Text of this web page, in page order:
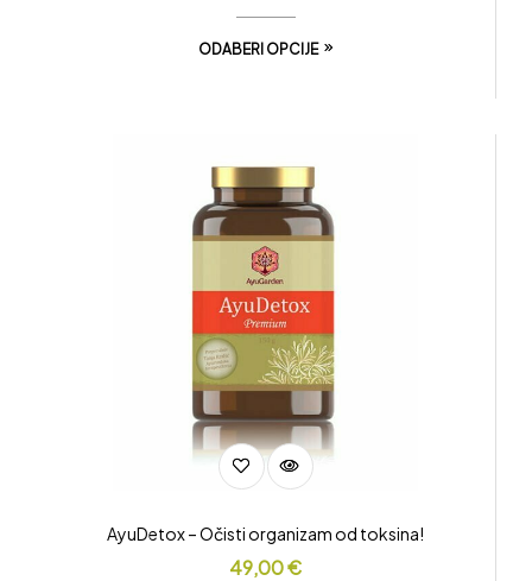
ODABERI OPCIJE
AyuDetox – Očisti organizam od toksina!
49,00€